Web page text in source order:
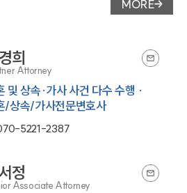
변호사 페
MORE
희
Attorney
및 상속·가사 사건 다수 수행 ·
/상속/가사전문변호사
5221-2387
정
Associate Attorney